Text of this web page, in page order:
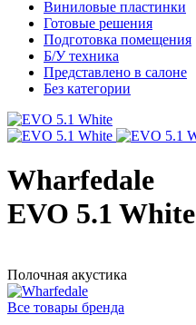
Виниловые пластинки
Готовые решения
Подготовка помещения
Б/У техника
Представлено в салоне
Без категории
Wharfedale
EVO 5.1 White
Полочная акустика
Все товары бренда